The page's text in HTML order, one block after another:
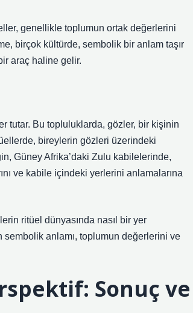
genellikle toplumun ortak değerlerini
birçok kültürde, sembolik bir anlam taşır
araç haline gelir.
tutar. Bu topluluklarda, gözler, bir kişinin
bireylerin gözleri üzerindeki
Güney Afrika’daki Zulu kabilelerinde,
ve kabile içindeki yerlerini anlamalarına
ritüel dünyasında nasıl bir yer
anlamı, toplumun değerlerini ve
Sonuç ve